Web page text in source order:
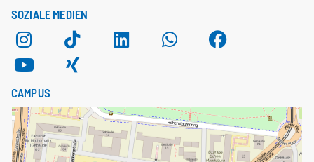
SOZIALE MEDIEN
CAMPUS